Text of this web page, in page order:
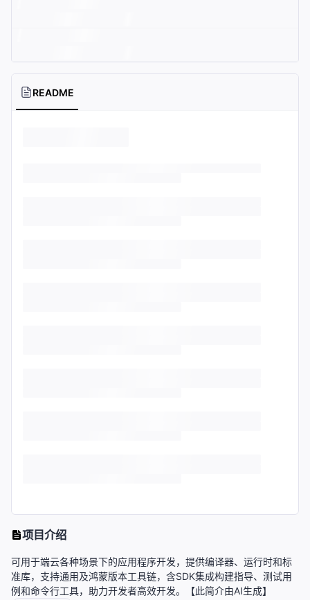
README
项目介绍
可用于端云各种场景下的应用程序开发，提供编译器、运行时和标
准库，支持通用及鸿蒙版本工具链，含SDK集成构建指导、测试用
例和命令行工具，助力开发者高效开发。【此简介由AI生成】